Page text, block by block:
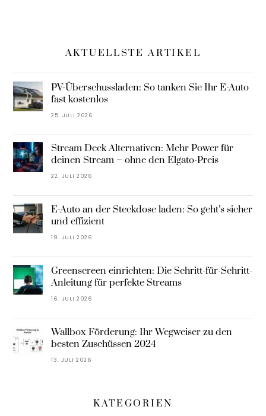
AKTUELLSTE ARTIKEL
PV-Überschussladen: So tanken Sie Ihr E-Auto
fast kostenlos
25. JULI 2026
Stream Deck Alternativen: Mehr Power für
deinen Stream – ohne den Elgato-Preis
22. JULI 2026
E-Auto an der Steckdose laden: So geht’s sicher
und effizient
19. JULI 2026
Greenscreen einrichten: Die Schritt-für-Schritt-
Anleitung für perfekte Streams
16. JULI 2026
Wallbox Förderung: Ihr Wegweiser zu den
besten Zuschüssen 2024
13. JULI 2026
KATEGORIEN